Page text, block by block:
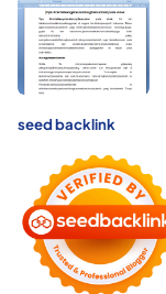
seed backlink